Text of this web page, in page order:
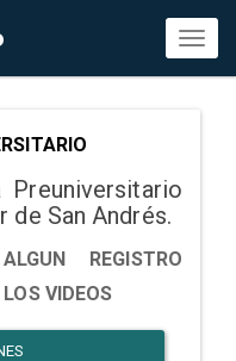
Preuniversitario
de San Andrés.
REGISTRO
VIDEOS